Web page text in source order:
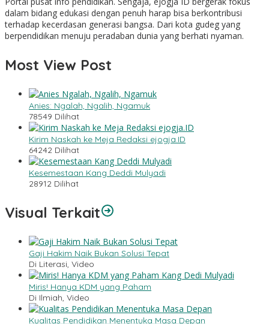
dalam bidang edukasi dengan penuh harap bisa berkontribusi
terhadap kecerdasan generasi bangsa. Dari kota gudeg yang
berpendidikan menuju peradaban dunia yang berhati nyaman.
Most View Post
Anies: Ngalah, Ngalih, Ngamuk
78549 Dilihat
Kirim Naskah ke Meja Redaksi ejogja.ID
64242 Dilihat
Kesemestaan Kang Deddi Mulyadi
28912 Dilihat
Visual Terkait
Gaji Hakim Naik Bukan Solusi Tepat
Di Literasi, Video
Miris! Hanya KDM yang Paham
Di Ilmiah, Video
Kualitas Pendidikan Menentuka Masa Depan